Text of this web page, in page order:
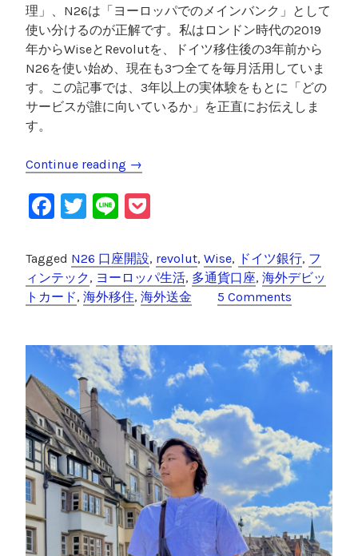
全
解
説
”
理」、N26は「ヨーロッパでのメインバンク」として
使い分けるのが正解です。私はロンドン時代の2019
年からWiseとRevolutを、ドイツ移住後の3年前から
N26を使い始め、現在も3つ全てを毎月活用していま
す。この記事では、3年以上の実体験をもとに「どの
サービスが誰に向いているか」を正直にお伝えしま
す。
Continue reading “
i
s
・
R
e
l
u
t
N
2
6
を
徹
底
比
→
F
c
e
b
o
k
T
tt
er
Li
e
c
k
et
Tagged N26 口座開設, revolut, Wise, ドイツ銀行, フ
ィンテック, ヨーロッパ生活, 多通貨口座, 海外デビッ
トカード, 海外移住, 海外送金 5 Comments